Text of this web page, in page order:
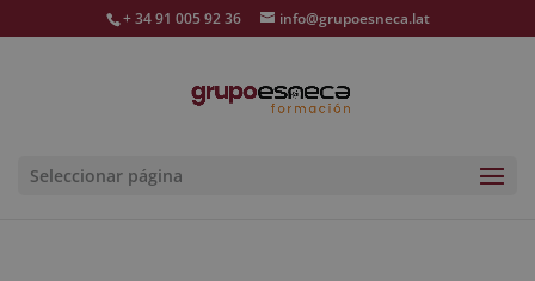
+ 34 91 005 92 36 info@grupoesneca.lat
Seleccionar página